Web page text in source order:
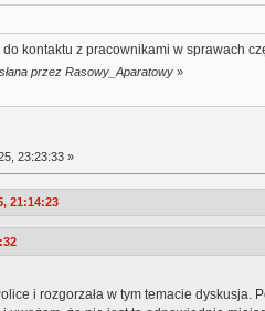
kontaktu z pracownikami w sprawach
przez Rasowy_Aparatowy»
23:23:33 »
21:14:23
i rozgorzała w tym temacie